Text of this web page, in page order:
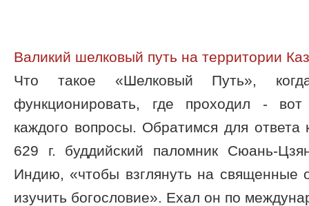
Валикий шелковый путь на территории
Что такое «Шелковый Путь»,
функционировать, где проходил -
каждого вопросы. Обратимся для
629 г. буддийский паломник Сюань-
Индию, «чтобы взглянуть на священные
изучить богословие». Ехал он по